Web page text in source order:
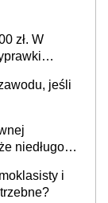
zł. W
jeśli
niedługo
i